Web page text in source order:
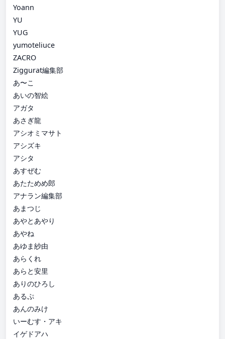
Yoann
YU
YUG
yumoteliuce
ZACRO
Ziggurat編集部
あ〜こ
あいの智絵
アガタ
あさぎ龍
アシオミマサト
アシズキ
アシタ
あすぜむ
あたためめ郎
アナラン編集部
あまつじ
あやとあやり
あやね
あゆま紗由
あらくれ
あらと安里
ありのひろし
あるぷ
あんのみけ
いーむす・アキ
イゲドアハ